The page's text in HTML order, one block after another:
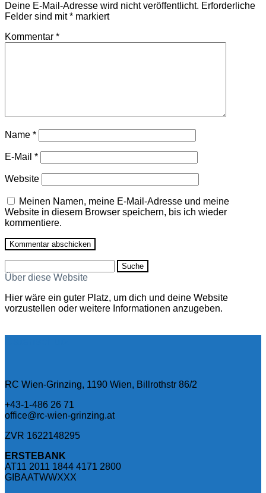
Deine E-Mail-Adresse wird nicht veröffentlicht. Erforderliche
Felder sind mit* markiert
Kommentar *
Name *
E-Mail *
Website
Meinen Namen, meine E-Mail-Adresse und meine
Website in diesem Browser speichern, bis ich wieder
kommentiere.
nach:
Über diese Website
Hier wäre ein guter Platz, um dich und deine Website
vorzustellen oder weitere Informationen anzugeben.
RC Wien-Grinzing, 1190 Wien, Billrothstr 86/2
+43-1-486 26 71
office@rc-wien-grinzing.at
ZVR 1622148295
ERSTEBANK
AT11 2011 1844 4171 2800
GIBAATWWXXX